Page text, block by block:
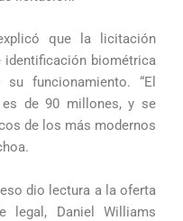
que la licitación
biométrica
funcionamiento. “El
de 90 millones, y se
de los más modernos
dio lectura a la oferta
legal, Daniel Williams